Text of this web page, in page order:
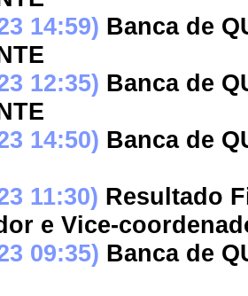
14:59) Banca de
12:35) Banca de
14:50) Banca de
11:30) Resultado
e Vice-
09:35) Banca de